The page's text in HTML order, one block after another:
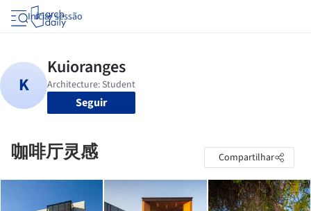
Iniciar sessão
Seguir
咖啡厅灵感 Compartilhar